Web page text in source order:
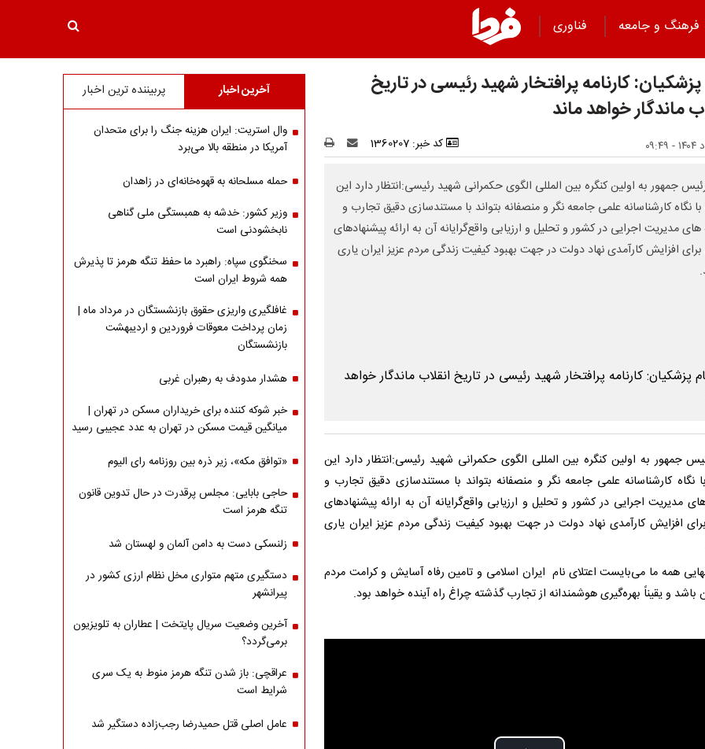
فرهنگ و جامعه
فناوری
پزشکیان: کارنامه پرافتخار شهید رئیسی در تاریخ
ماندگار خواهد ماند
کد خبر: 1360207
جمهور به اولین کنگره بین المللی الگوی حکمرانی شهید رئیسی:انتظار دارد این
با نگاه کارشناسانه علمی جامعه نگر و منصفانه بتواند با مستندسازی دقیق تجارب و
مدیریت اجرایی در کشور و تحلیل و ارزیابی واقع‌گرایانه آن به ارائه پیشنهادهای
افزایش کارآمدی نهاد دولت در جهت بهبود کیفیت زندگی مردم عزیز ایران یاری
جمهور به اولین کنگره بین المللی الگوی حکمرانی شهید رئیسی:انتظار دارد این
نگاه کارشناسانه علمی جامعه نگر و منصفانه بتواند با مستندسازی دقیق تجارب و
مدیریت اجرایی در کشور و تحلیل و ارزیابی واقع‌گرایانه آن به ارائه پیشنهادهای
افزایش کارآمدی نهاد دولت در جهت بهبود کیفیت زندگی مردم عزیز ایران یاری
همه ما می‌بایست اعتلای نام ایران اسلامی و تامین رفاه آسایش و کرامت مردم
باشد و یقیناً بهره‌گیری هوشمندانه از تجارب گذشته چراغ راه آینده خواهد بود.
آخرین اخبار پربیننده ترین اخبار
وال استریت: ایران هزینه جنگ را برای متحدان
آمریکا در منطقه بالا می‌برد
حمله مسلحانه به قهوه‌خانه‌ای در زاهدان
وزیر کشور: خدشه به همبستگی ملی گناهی
نابخشودنی است
سخنگوی سپاه: راهبرد ما حفظ تنگه هرمز تا پذیرش
همه شروط ایران است
غافلگیری واریزی حقوق بازنشستگان در مرداد ماه |
زمان پرداخت معوقات فروردین و اردیبهشت
بازنشستگان
هشدار مدودف به رهبران غربی
خبر شوکه کننده برای خریداران مسکن در تهران |
میانگین قیمت مسکن در تهران به عدد عجیبی رسید
«توافق مکه»، زیر ذره بین روزنامه رای الیوم
حاجی بابایی: مجلس پرقدرت در حال تدوین قانون
تنگه هرمز است
زلنسکی دست به دامن آلمان و لهستان شد
دستگیری متهم متواری مخل نظام ارزی کشور در
پیرانشهر
آخرین وضعیت سریال پایتخت | عطاران به تلویزیون
برمی‌گردد؟
عراقچی: باز شدن تنگه هرمز منوط به یک سری
شرایط است
عامل اصلی قتل حمیدرضا رجب‌زاده دستگیر شد